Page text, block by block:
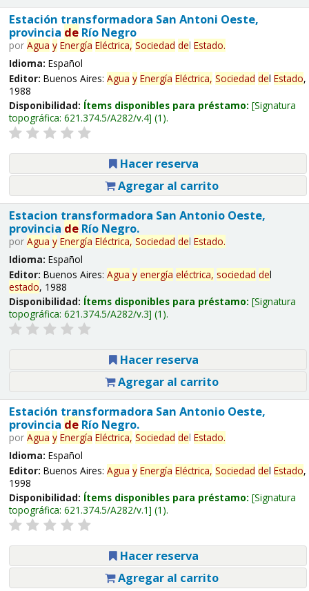
Estación transformadora San Antoni Oeste,
provincia deRío Negro
por Agua y Energía Eléctrica, Sociedad del Estado.
Idioma: Español
Editor: Buenos Aires: Agua y Energía Eléctrica, Sociedad del Estado,
1988
Disponibilidad: Ítems disponibles para préstamo: Signatura
topográfica: 621.374.5/A282/v.4 (1).
Hacer reserva
Agregar al carrito
Estacion transformadora San Antonio Oeste,
provincia deRío Negro.
por Agua y Energía Eléctrica, Sociedad del Estado.
Idioma: Español
Editor: Buenos Aires: Agua y energía eléctrica, sociedad del
estado, 1988
Disponibilidad: Ítems disponibles para préstamo: Signatura
topográfica: 621.374.5/A282/v.3 (1).
Hacer reserva
Agregar al carrito
Estación transformadora San Antonio Oeste,
provincia deRío Negro.
por Agua y Energía Eléctrica, Sociedad del Estado.
Idioma: Español
Editor: Buenos Aires: Agua y Energía Eléctrica, Sociedad del Estado,
1998
Disponibilidad: Ítems disponibles para préstamo: Signatura
topográfica: 621.374.5/A282/v.1 (1).
Hacer reserva
Agregar al carrito